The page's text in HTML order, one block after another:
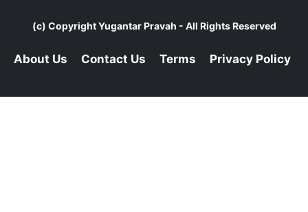
(c) CopyrightYugantar Pravah - All Rights Reserved
About Us Contact Us Terms Privacy Policy